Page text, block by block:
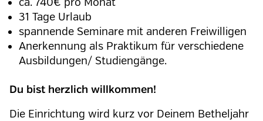
31 Tage Urlaub
spannende Seminare mit anderen Freiwilligen
Anerkennung als Praktikum für verschiedene
Ausbildungen/ Studiengänge.
Du bist herzlich willkommen!
Die Einrichtung wird kurz vor Deinem Betheljahr